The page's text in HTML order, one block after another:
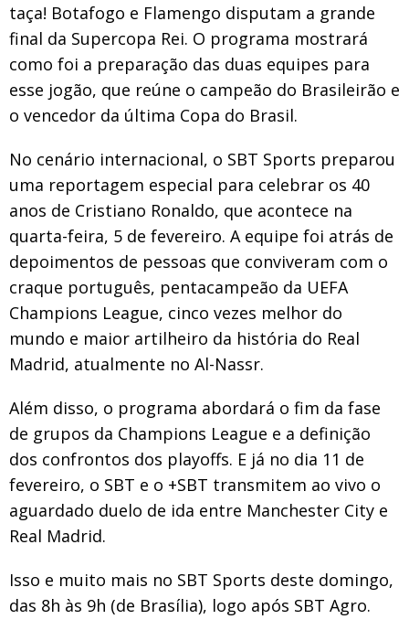
taça! Botafogo e Flamengo disputam a grande
final da Supercopa Rei. O programa mostrará
como foi a preparação das duas equipes para
esse jogão, que reúne o campeão do Brasileirão e
o vencedor da última Copa do Brasil.
No cenário internacional, o SBT Sports preparou
uma reportagem especial para celebrar os 40
anos de Cristiano Ronaldo, que acontece na
quarta-feira, 5 de fevereiro. A equipe foi atrás de
depoimentos de pessoas que conviveram com o
craque português, pentacampeão da UEFA
Champions League, cinco vezes melhor do
mundo e maior artilheiro da história do Real
Madrid, atualmente no Al-Nassr.
Além disso, o programa abordará o fim da fase
de grupos da Champions League e a definição
dos confrontos dos playoffs. E já no dia 11 de
fevereiro, o SBT e o +SBT transmitem ao vivo o
aguardado duelo de ida entre Manchester City e
Real Madrid.
Isso e muito mais no SBT Sports deste domingo,
das 8h às 9h (de Brasília), logo após SBT Agro.